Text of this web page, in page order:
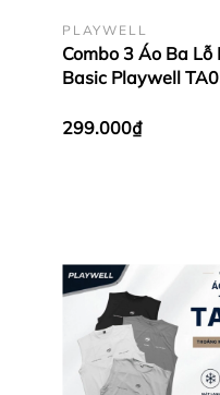
PLAYWELL
Combo 3 Áo Ba Lỗ
Basic Playwell
Dễ Phối Đồ
299.000₫